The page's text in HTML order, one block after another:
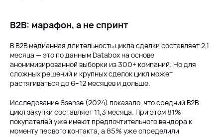
B2B: марафон, а не спринт
В B2B медианная длительность цикла сделки составляет 2,1
месяца — это по данным Databox на основе
анонимизированной выборки из 300+ компаний. Но для
сложных решений и крупных сделок цикл может
растягиваться до 6–12 месяцев и дольше.
Исследование 6sense (2024) показало, что средний B2B-
цикл закупки составляет 11,3 месяца. При этом 81%
покупателей уже имеют предпочтительного вендора к
моменту первого контакта, а 85% уже определили